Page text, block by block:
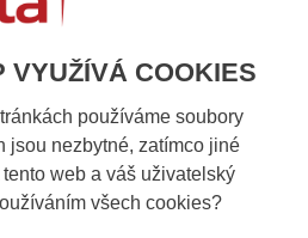
VYUŽÍVÁ COOKIES
používáme soubory
jsou nezbytné, zatímco jiné
web a váš uživatelský
všech cookies?